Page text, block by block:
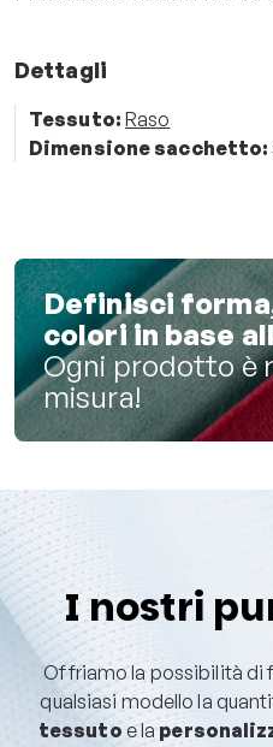
Dettagli
Tessuto: Raso
Dimensione sacchetto:
Definisci
colori in base
Ogni prodotto è
misura!
I nostri
Offriamo la possibilità di
qualsiasi modello la
tessuto e la